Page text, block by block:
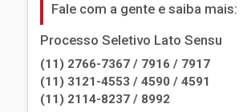
Fale com a gente e saiba mais:
Processo Seletivo Lato Sensu
(11) 2766-7367 / 7916 / 7917
(11) 3121-4553 / 4590 / 4591
(11) 2114-8237 / 8992